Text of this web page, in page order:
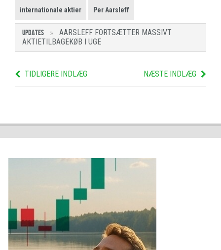
internationale aktier Per Aarsleff
UPDATES
AARSLEFF FORTSÆTTER MASSIVT
AKTIETILBAGEKØB I UGE
TIDLIGERE INDLÆG NÆSTE INDLÆG